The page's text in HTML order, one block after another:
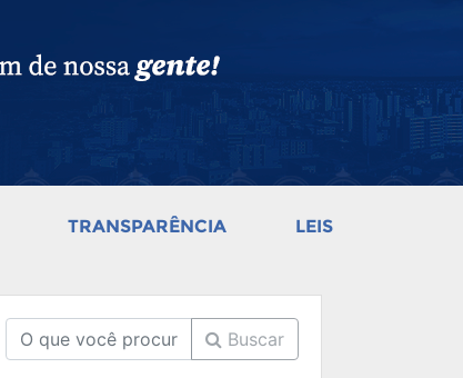
TRANSPARÊNCIA
LEIS
Buscar